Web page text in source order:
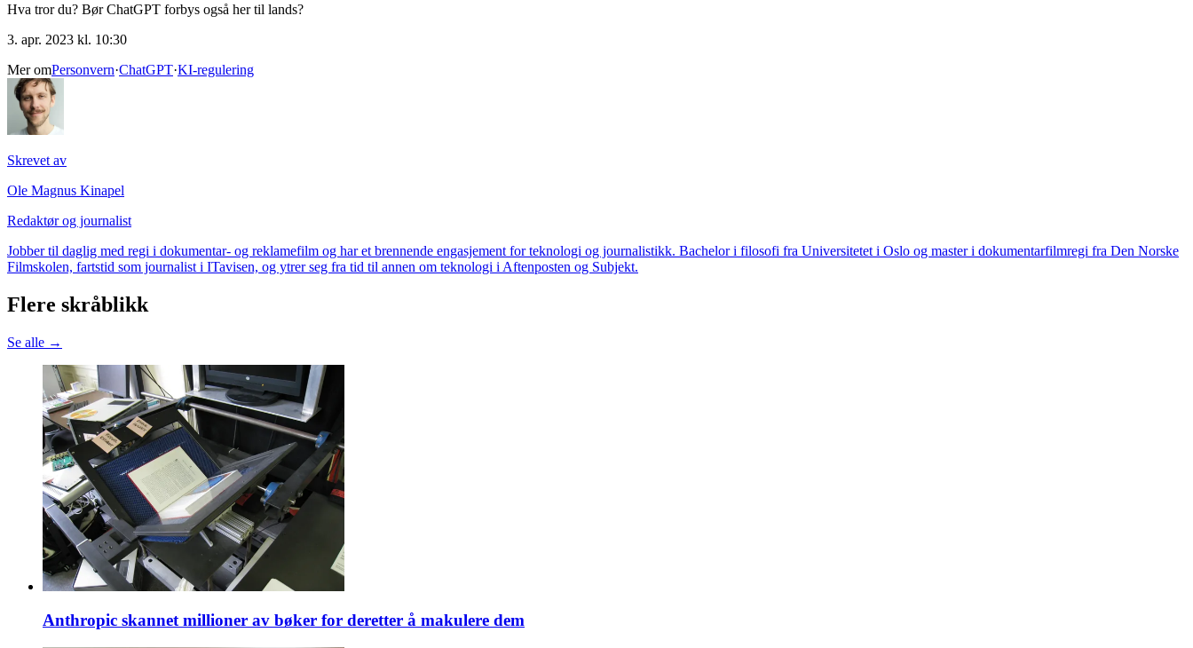
Hva tror du? Bør ChatGPT forbys også her til lands?
3. apr. 2023 kl. 10:30
Mer omPersonvern·ChatGPT·KI-regulering
Skrevet av
Ole Magnus Kinapel
Redaktør og journalist
Jobber til daglig med regi i dokumentar- og reklamefilm og har et brennende engasjement for teknologi og journalistikk. Bachelor i filosofi fra Universitetet i Oslo og master i dokumentarfilmregi fra Den Norske
Filmskolen, fartstid som journalist i ITavisen, og ytrer seg fra tid til annen om teknologi i Aftenposten og Subjekt.
Flere skråblikk
Se alle →
Anthropic skannet millioner av bøker for deretter å makulere dem